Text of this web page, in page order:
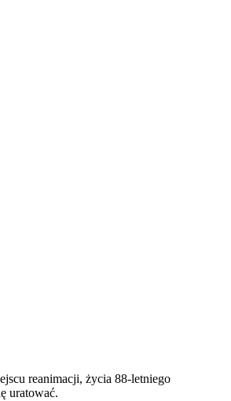
reanimacji, życia 88-letniego
uratować.